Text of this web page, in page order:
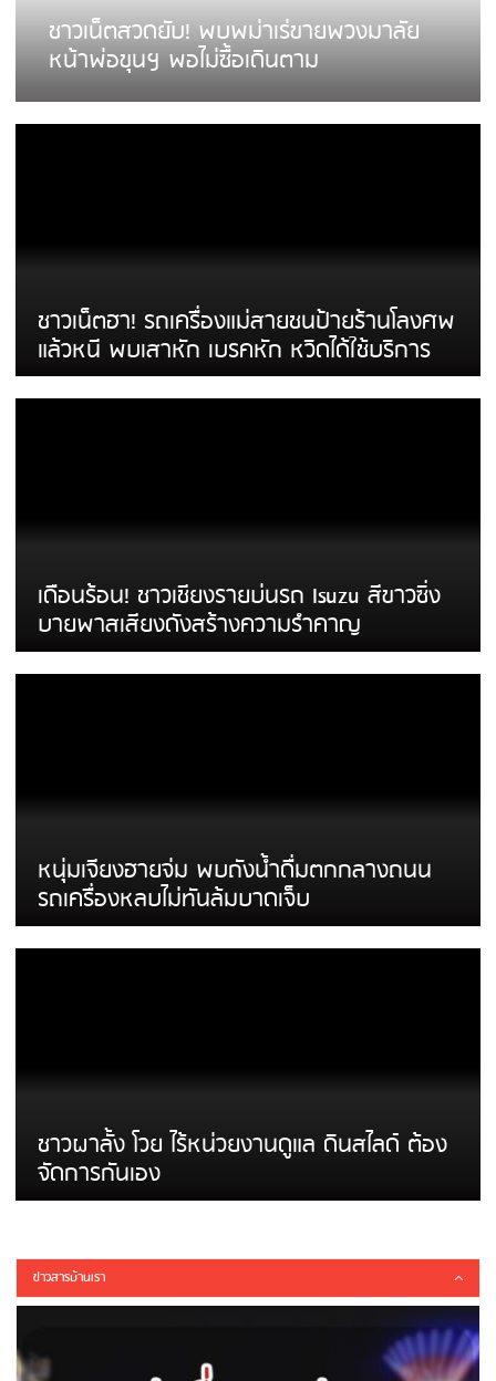
ชาวเน็ตสวดยับ! พบพม่าเร่ขายพวงมาลัย
หน้าพ่อขุนฯ พอไม่ซื้อเดินตาม
ชาวเน็ตฮา! รถเครื่องแม่สายชนป้ายร้านโลงศพ
แล้วหนี พบเสาหัก เบรคหัก หวิดได้ใช้บริการ
เดือนร้อน! ชาวเชียงรายบ่นรถ Isuzu สีขาวซิ่ง
บายพาสเสียงดังสร้างความรำคาญ
หนุ่มเจียงฮายจ่ม พบถังน้ำดื่มตกกลางถนน
รถเครื่องหลบไม่ทันล้มบาดเจ็บ
ชาวผาลั้ง โวย ไร้หน่วยงานดูแล ดินสไลด์ ต้อง
จัดการกันเอง
ข่าวสารบ้านเรา